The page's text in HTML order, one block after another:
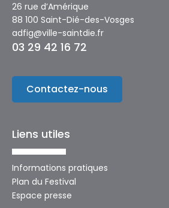
26 rue d’Amérique
88 100 Saint-Dié-des-Vosges
adfig@ville-saintdie.fr
03 29 42 16 72
Contactez-nous
Liens utiles
Informations pratiques
Plan du Festival
Espace presse